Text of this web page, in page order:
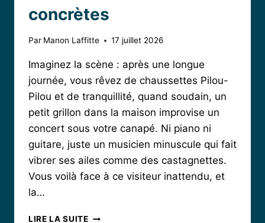
concrètes
Par Manon Laffitte 17 juillet 2026
Imaginez la scène : après une longue
journée, vous rêvez de chaussettes Pilou-
Pilou et de tranquillité, quand soudain, un
petit grillon dans la maison improvise un
concert sous votre canapé. Ni piano ni
guitare, juste un musicien minuscule qui fait
vibrer ses ailes comme des castagnettes.
Vous voilà face à ce visiteur inattendu, et
la…
LIRE LA SUITEUN